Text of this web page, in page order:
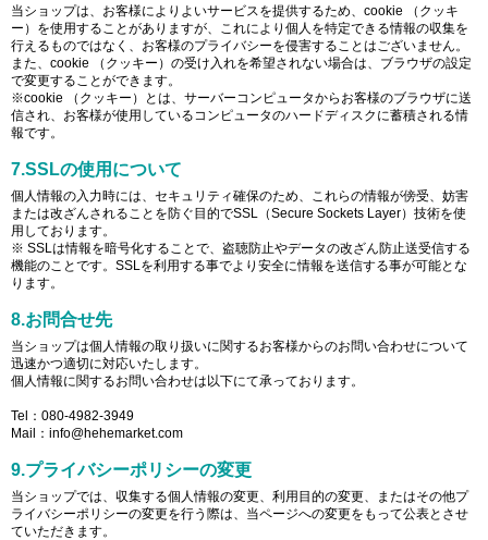
当ショップは、お客様によりよいサービスを提供するため、cookie （クッキ
ー）を使用することがありますが、これにより個人を特定できる情報の収集を
行えるものではなく、お客様のプライバシーを侵害することはございません。
また、cookie （クッキー）の受け入れを希望されない場合は、ブラウザの設定
で変更することができます。
※cookie （クッキー）とは、サーバーコンピュータからお客様のブラウザに送
信され、お客様が使用しているコンピュータのハードディスクに蓄積される情
報です。
7.SSLの使用について
個人情報の入力時には、セキュリティ確保のため、これらの情報が傍受、妨害
または改ざんされることを防ぐ目的でSSL（Secure Sockets Layer）技術を使
用しております。
※ SSLは情報を暗号化することで、盗聴防止やデータの改ざん防止送受信する
機能のことです。SSLを利用する事でより安全に情報を送信する事が可能とな
ります。
8.お問合せ先
当ショップは個人情報の取り扱いに関するお客様からのお問い合わせについて
迅速かつ適切に対応いたします。
個人情報に関するお問い合わせは以下にて承っております。
Tel：080-4982-3949
Mail：info@hehemarket.com
9.プライバシーポリシーの変更
当ショップでは、収集する個人情報の変更、利用目的の変更、またはその他プ
ライバシーポリシーの変更を行う際は、当ページへの変更をもって公表とさせ
ていただきます。